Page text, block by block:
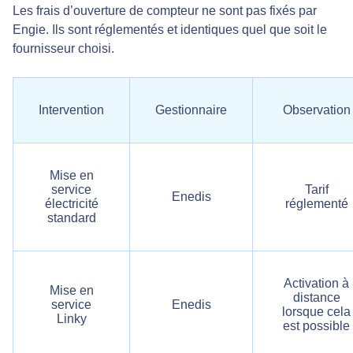
Les frais d’ouverture de compteur ne sont pas fixés par
Engie. Ils sont réglementés et identiques quel que soit le
fournisseur choisi.
Intervention Gestionnaire Observation
Mise en
service
électricité
standard
Enedis
Tarif
réglementé
Mise en
service
Linky
Enedis
Activation à
distance
lorsque cela
est possible